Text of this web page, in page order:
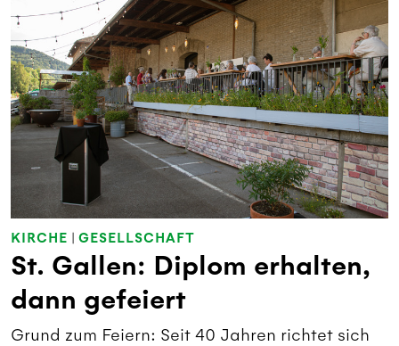
KIRCHE | GESELLSCHAFT
St. Gallen: Diplom erhalten,
dann gefeiert
Grund zum Feiern: Seit 40 Jahren richtet sich